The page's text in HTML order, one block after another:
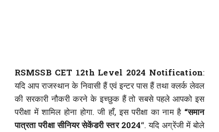
RSMSSB CET 12th Level 2024 Notification:
यदि आप राजस्थान के निवासी हैं एवं इन्टर पास हैं तथा क्लर्क लेवल
की सरकारी नौकरी करने के इच्छुक हैं तो सबसे पहले आपको इस
परीक्षा में शामिल होना होगा. जी हाँ, इस परीक्षा का नाम है “समान
पात्रता परीक्षा सीनियर सेकेंडरी स्तर 2024“. यदि अग्रेंजी में बोले